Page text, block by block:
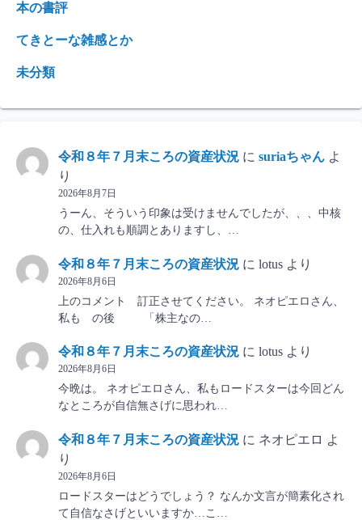
本の書評
てきとーな雑感とか
未分類
令和８年７月末ころの資産状況 に suriaちゃん よ
り
2026年8月7日
うーん、そういう印象は受けませんでしたが、、、中核
の、仕入れも順調とありますし、…
令和８年７月末ころの資産状況 に lotus より
2026年8月6日
上のコメント 訂正させてください。 ネオピエロさん、
私も の後 「株主なの…
令和８年７月末ころの資産状況 に lotus より
2026年8月6日
今晩は。 ネオピエロさん、私もロードスターは今回どん
なところが自信無さげに思われ…
令和８年７月末ころの資産状況 に ネオピエロ よ
り
2026年8月6日
ロードスターはどうでしょう？ なんか文言が簡素化され
て自信なさげといいますか…こ…